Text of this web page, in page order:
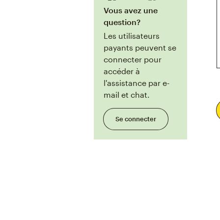
Vous avez une
question?
Les utilisateurs
payants peuvent se
connecter pour
accéder à
l'assistance par e-
mail et chat.
Se connecter